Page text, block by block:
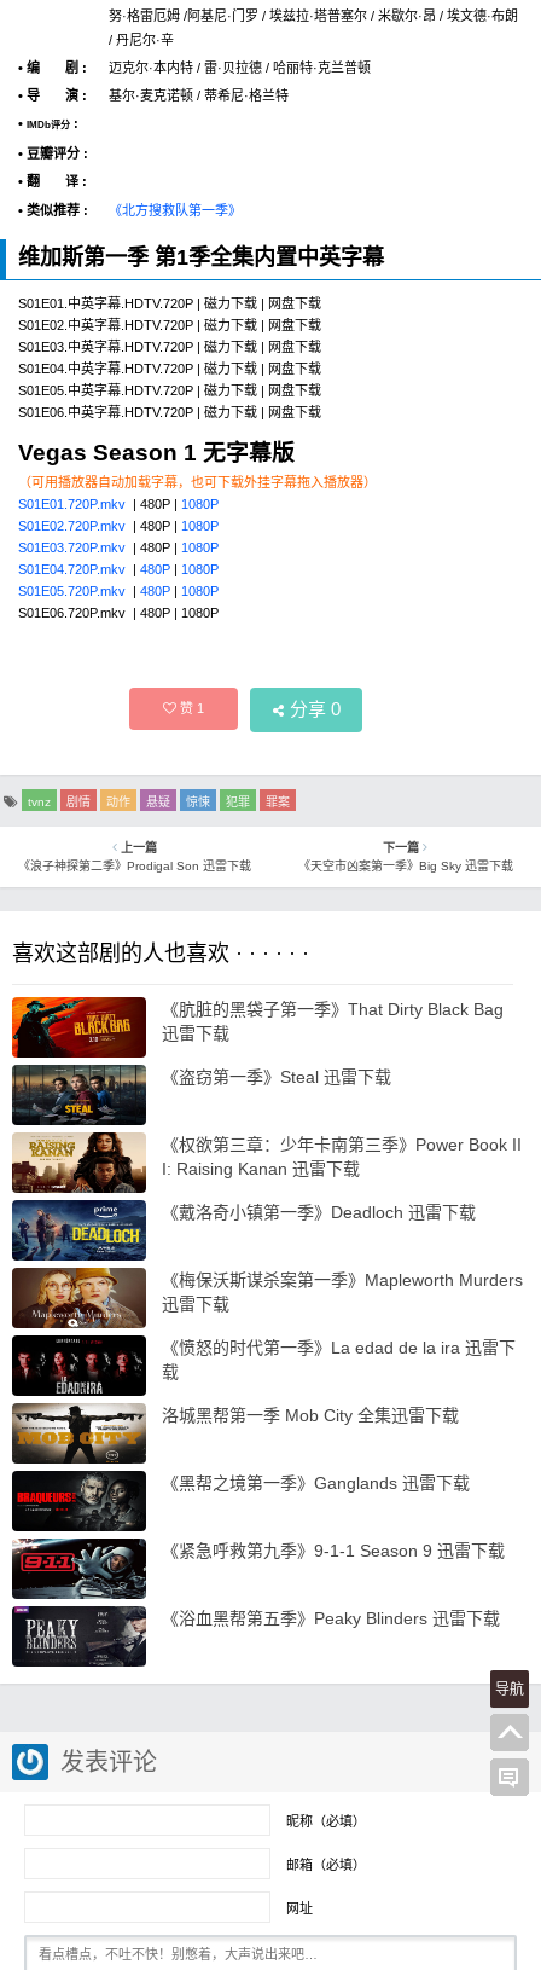
努·格雷厄姆 /阿基尼·门罗 / 埃兹拉·塔普塞尔 / 米歇尔·昂 / 埃文德·布朗
/ 丹尼尔·辛
• 编 剧 :
迈克尔·本内特 / 雷·贝拉德 / 哈丽特·克兰普顿
• 导 演 :
基尔·麦克诺顿 / 蒂希尼·格兰特
• IMDb评分 :
• 豆瓣评分 :
• 翻 译 :
• 类似推荐 :
《北方搜救队第一季》
维加斯第一季 第1季全集内置中英字幕
S01E01.中英字幕.HDTV.720P | 磁力下载 | 网盘下载
S01E02.中英字幕.HDTV.720P | 磁力下载 | 网盘下载
S01E03.中英字幕.HDTV.720P | 磁力下载 | 网盘下载
S01E04.中英字幕.HDTV.720P | 磁力下载 | 网盘下载
S01E05.中英字幕.HDTV.720P | 磁力下载 | 网盘下载
S01E06.中英字幕.HDTV.720P | 磁力下载 | 网盘下载
Vegas Season 1 无字幕版
（可用播放器自动加载字幕，也可下载外挂字幕拖入播放器）
S01E01.720P.mkv | 480P | 1080P
S01E02.720P.mkv | 480P | 1080P
S01E03.720P.mkv | 480P | 1080P
S01E04.720P.mkv | 480P | 1080P
S01E05.720P.mkv | 480P | 1080P
S01E06.720P.mkv | 480P | 1080P
赞1 分享 0
tvnz 剧情 动作 悬疑 惊悚 犯罪 罪案
上一篇
《浪子神探第二季》Prodigal Son 迅雷下载
下一篇
《天空市凶案第一季》Big Sky 迅雷下载
喜欢这部剧的人也喜欢 · · · · · ·
《肮脏的黑袋子第一季》That Dirty Black Bag
迅雷下载
《盗窃第一季》Steal 迅雷下载
《权欲第三章：少年卡南第三季》Power Book II
I: Raising Kanan 迅雷下载
《戴洛奇小镇第一季》Deadloch 迅雷下载
《梅保沃斯谋杀案第一季》Mapleworth Murders
迅雷下载
《愤怒的时代第一季》La edad de la ira 迅雷下
载
洛城黑帮第一季 Mob City 全集迅雷下载
《黑帮之境第一季》Ganglands 迅雷下载
《紧急呼救第九季》9-1-1 Season 9 迅雷下载
《浴血黑帮第五季》Peaky Blinders 迅雷下载
发表评论
昵称（必填）
邮箱（必填）
网址
导航